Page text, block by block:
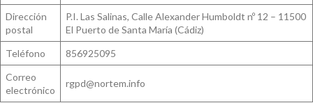
Dirección
postal
P.I. Las Salinas, Calle Alexander Humboldt nº 12 – 11500
El Puerto de Santa María (Cádiz)
Teléfono
856925095
Correo
electrónico
rgpd@nortem.info